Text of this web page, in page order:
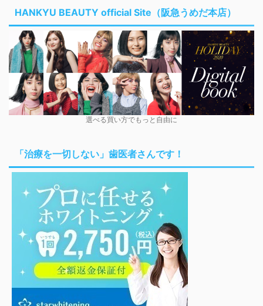
HANKYU BEAUTY official Site（阪急うめだ本店）
選べる買い方でもっと自由に
「治療を一切しない」歯医者さんです！